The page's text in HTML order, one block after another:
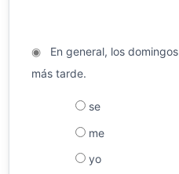
◉En general, los domingos
más tarde.
se
me
yo